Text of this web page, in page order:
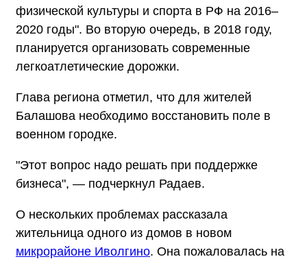
физической культуры и спорта в РФ на 2016–
2020 годы". Во вторую очередь, в 2018 году,
планируется организовать современные
легкоатлетические дорожки.
Глава региона отметил, что для жителей
Балашова необходимо восстановить поле в
военном городке.
"Этот вопрос надо решать при поддержке
бизнеса", — подчеркнул Радаев.
О нескольких проблемах рассказала
жительница одного из домов в новом
микрорайоне Иволгино. Она пожаловалась на